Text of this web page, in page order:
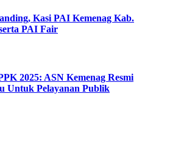
Kasi PAI Kemenag Kab.
PAI Fair
2025: ASN Kemenag Resmi
Untuk Pelayanan Publik